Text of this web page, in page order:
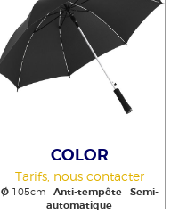
COLOR
Tarifs, nous contacter
Ø105cm • Anti-tempête• Semi-
automatique